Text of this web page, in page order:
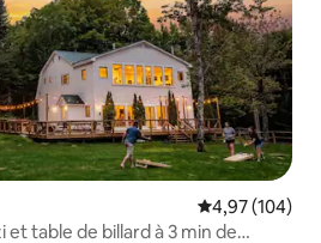
Note
4,97 (104)
et table de billard à 3 min de